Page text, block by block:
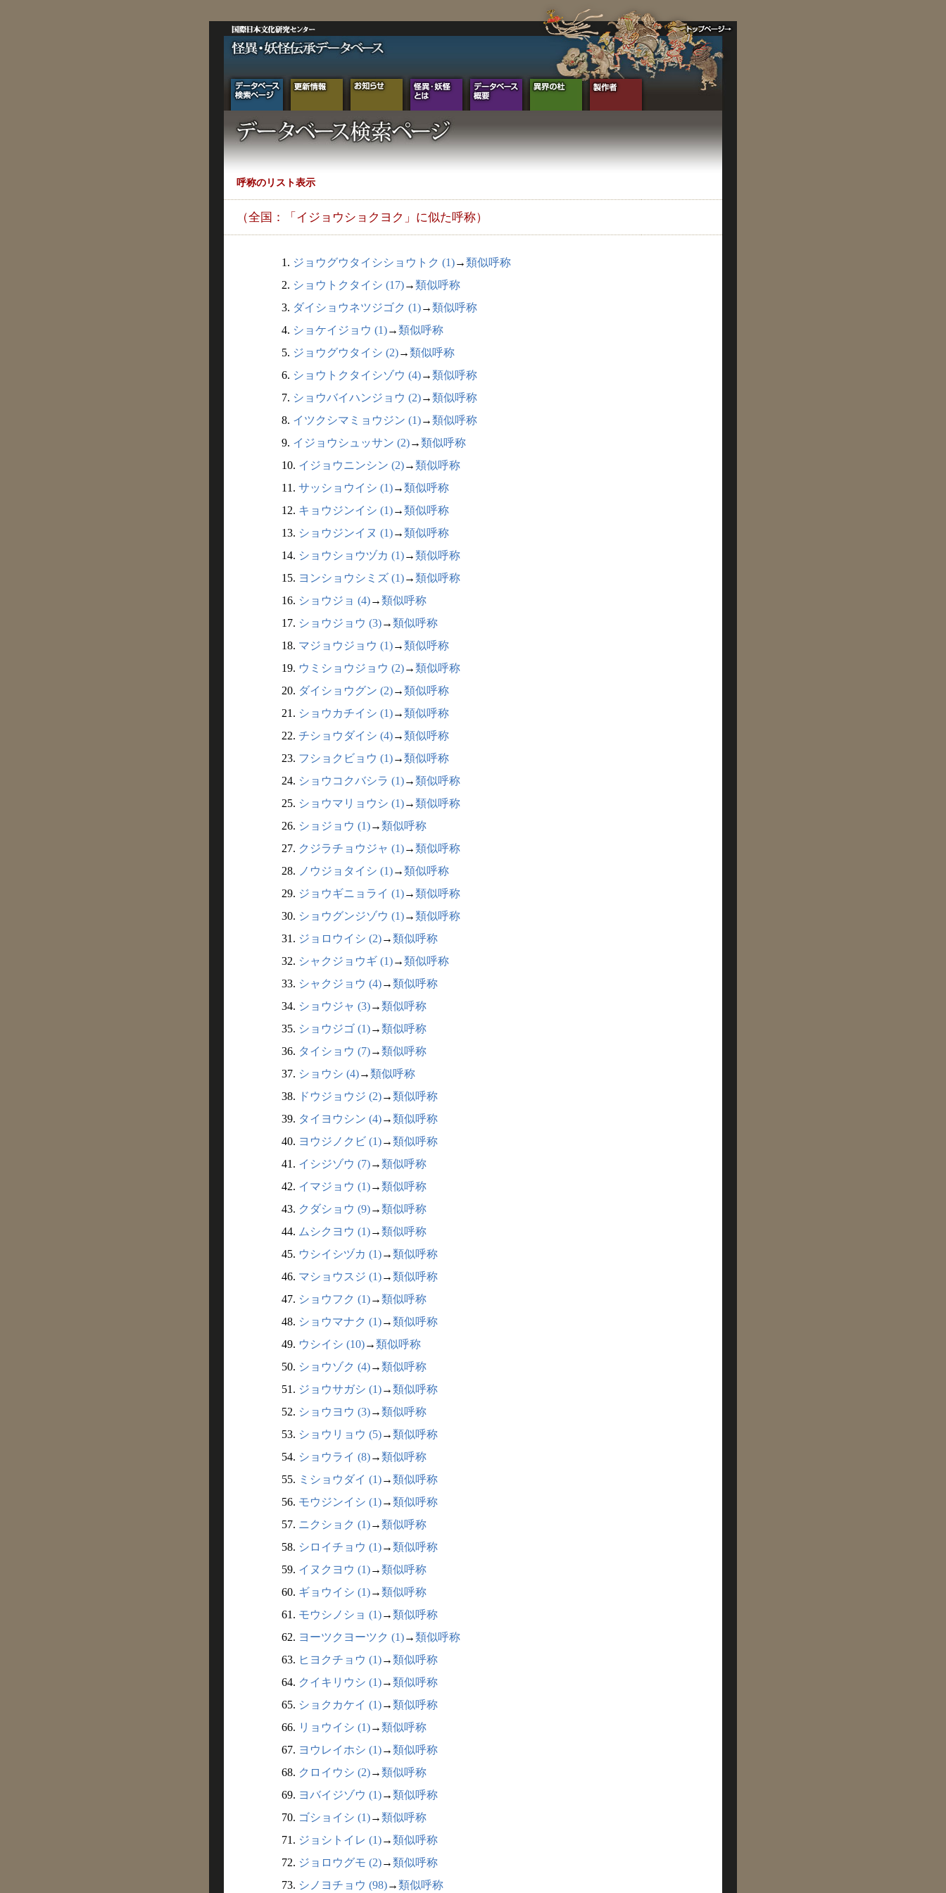
呼称のリスト表示
（全国：「イジョウショクヨク」に似た呼称）
1. ジョウグウタイシショウトク (1)→類似呼称
2. ショウトクタイシ (17)→類似呼称
3. ダイショウネツジゴク (1)→類似呼称
4. ショケイジョウ (1)→類似呼称
5. ジョウグウタイシ (2)→類似呼称
6. ショウトクタイシゾウ (4)→類似呼称
7. ショウバイハンジョウ (2)→類似呼称
8. イツクシマミョウジン (1)→類似呼称
9. イジョウシュッサン (2)→類似呼称
10. イジョウニンシン (2)→類似呼称
11. サッショウイシ (1)→類似呼称
12. キョウジンイシ (1)→類似呼称
13. ショウジンイヌ (1)→類似呼称
14. ショウショウヅカ (1)→類似呼称
15. ヨンショウシミズ (1)→類似呼称
16. ショウジョ (4)→類似呼称
17. ショウジョウ (3)→類似呼称
18. マジョウジョウ (1)→類似呼称
19. ウミショウジョウ (2)→類似呼称
20. ダイショウグン (2)→類似呼称
21. ショウカチイシ (1)→類似呼称
22. チショウダイシ (4)→類似呼称
23. フショクビョウ (1)→類似呼称
24. ショウコクバシラ (1)→類似呼称
25. ショウマリョウシ (1)→類似呼称
26. ショジョウ (1)→類似呼称
27. クジラチョウジャ (1)→類似呼称
28. ノウジョタイシ (1)→類似呼称
29. ジョウギニョライ (1)→類似呼称
30. ショウグンジゾウ (1)→類似呼称
31. ジョロウイシ (2)→類似呼称
32. シャクジョウギ (1)→類似呼称
33. シャクジョウ (4)→類似呼称
34. ショウジャ (3)→類似呼称
35. ショウジゴ (1)→類似呼称
36. タイショウ (7)→類似呼称
37. ショウシ (4)→類似呼称
38. ドウジョウジ (2)→類似呼称
39. タイヨウシン (4)→類似呼称
40. ヨウジノクビ (1)→類似呼称
41. イシジゾウ (7)→類似呼称
42. イマジョウ (1)→類似呼称
43. クダショウ (9)→類似呼称
44. ムシクヨウ (1)→類似呼称
45. ウシイシヅカ (1)→類似呼称
46. マショウスジ (1)→類似呼称
47. ショウフク (1)→類似呼称
48. ショウマナク (1)→類似呼称
49. ウシイシ (10)→類似呼称
50. ショウゾク (4)→類似呼称
51. ジョウサガシ (1)→類似呼称
52. ショウヨウ (3)→類似呼称
53. ショウリョウ (5)→類似呼称
54. ショウライ (8)→類似呼称
55. ミショウダイ (1)→類似呼称
56. モウジンイシ (1)→類似呼称
57. ニクショク (1)→類似呼称
58. シロイチョウ (1)→類似呼称
59. イヌクヨウ (1)→類似呼称
60. ギョウイシ (1)→類似呼称
61. モウシノショ (1)→類似呼称
62. ヨーツクヨーツク (1)→類似呼称
63. ヒヨクチョウ (1)→類似呼称
64. クイキリウシ (1)→類似呼称
65. ショクカケイ (1)→類似呼称
66. リョウイシ (1)→類似呼称
67. ヨウレイホシ (1)→類似呼称
68. クロイウシ (2)→類似呼称
69. ヨバイジゾウ (1)→類似呼称
70. ゴショイシ (1)→類似呼称
71. ジョシトイレ (1)→類似呼称
72. ジョロウグモ (2)→類似呼称
73. シノヨチョウ (98)→類似呼称